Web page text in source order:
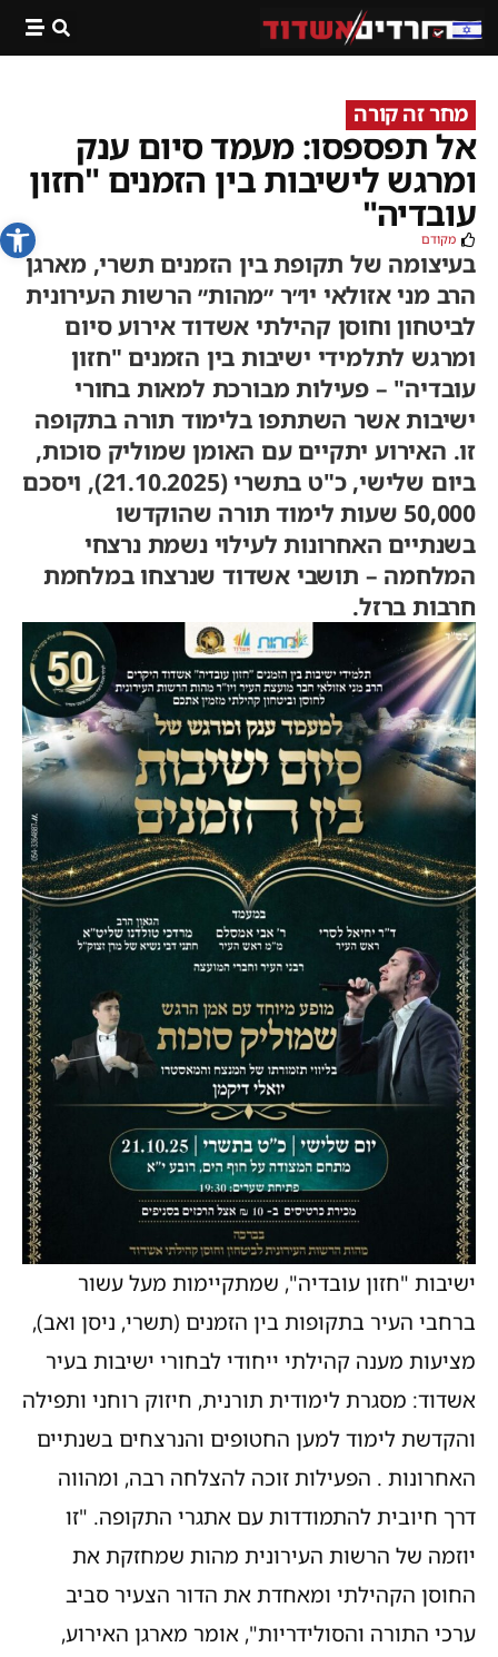
פתח
מחר זה קורה
אל תפספסו: מעמד סיום ענק
ומרגש לישיבות בין הזמנים "חזון
עובדיה"
מקודם
בעיצומה של תקופת בין הזמנים תשרי, מארגן
הרב מני אזולאי יו״ר ״מהות״ הרשות העירונית
לביטחון וחוסן קהילתי אשדוד אירוע סיום
ומרגש לתלמידי ישיבות בין הזמנים "חזון
עובדיה" – פעילות מבורכת למאות בחורי
ישיבות אשר השתתפו בלימוד תורה בתקופה
זו. האירוע יתקיים עם האומן שמוליק סוכות,
ביום שלישי, כ"ט בתשרי (21.10.2025), ויסכם
50,000 שעות לימוד תורה שהוקדשו
בשנתיים האחרונות לעילוי נשמת נרצחי
המלחמה – תושבי אשדוד שנרצחו במלחמת
חרבות ברזל.
ישיבות "חזון עובדיה", שמתקיימות מעל עשור
ברחבי העיר בתקופות בין הזמנים (תשרי, ניסן ואב),
מציעות מענה קהילתי ייחודי לבחורי ישיבות בעיר
אשדוד: מסגרת לימודית תורנית, חיזוק רוחני ותפילה
והקדשת לימוד למען החטופים והנרצחים בשנתיים
האחרונות . הפעילות זוכה להצלחה רבה, ומהווה
דרך חיובית להתמודדות עם אתגרי התקופה. "זו
יוזמה של הרשות העירונית מהות שמחזקת את
החוסן הקהילתי ומאחדת את הדור הצעיר סביב
ערכי התורה והסולידריות", אומר מארגן האירוע,